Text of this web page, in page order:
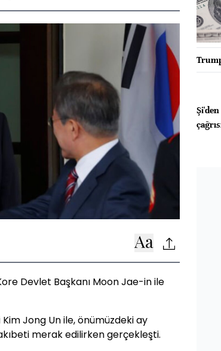
Devlet Başkanı Moon Jae-in ile
Jong Un ile, önümüzdeki ay
merak edilirken gerçekleşti.